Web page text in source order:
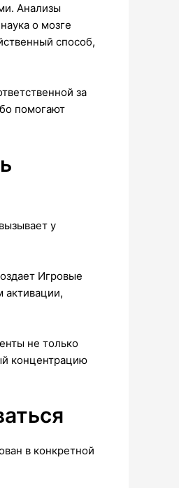
Анализы
о мозге
способ,
за
помогают
у
Игровые
не только
концентрацию
в конкретной